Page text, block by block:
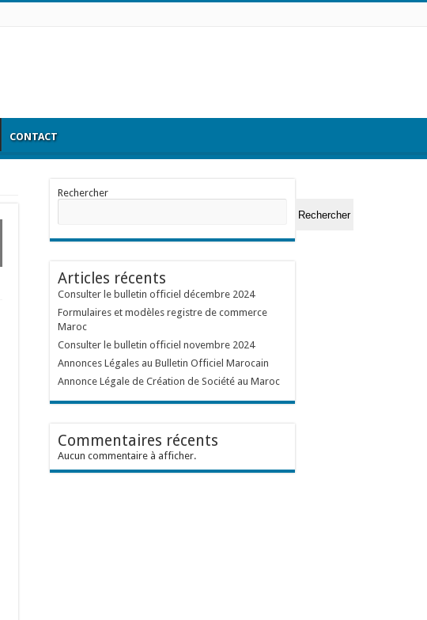
CONTACT
Rechercher
Rechercher
Articles récents
Consulter le bulletin officiel décembre 2024
Formulaires et modèles registre de commerce
Maroc
Consulter le bulletin officiel novembre 2024
Annonces Légales au Bulletin Officiel Marocain
Annonce Légale de Création de Société au Maroc
Commentaires récents
Aucun commentaire à afficher.